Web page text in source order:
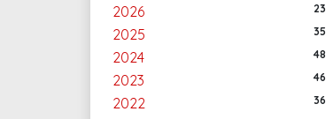
2026 23
2025 35
2024 48
2023 46
2022 36